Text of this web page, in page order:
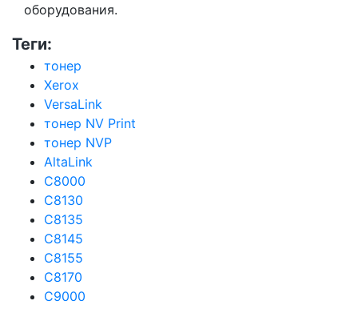
оборудования.
Теги:
тонер
Xerox
VersaLink
тонер NV Print
тонер NVP
AltaLink
C8000
C8130
C8135
C8145
C8155
C8170
C9000